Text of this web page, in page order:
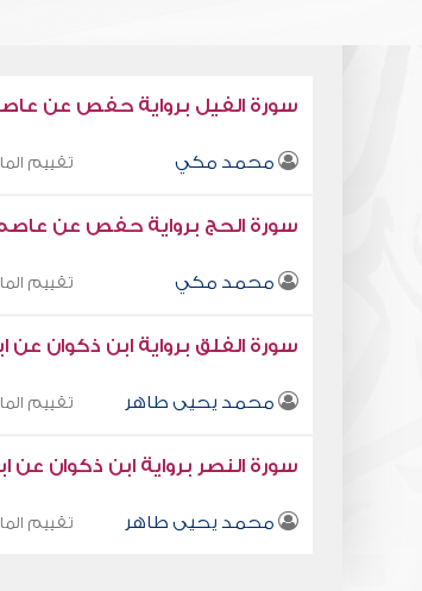
سورة الفيل برواية حفص عن
محمد مكي تقييم
سورة الحج برواية حفص عن
محمد مكي تقييم
سورة الفلق برواية ابن ذكوان عن
محمد يحيى طاهر تقييم
سورة النصر برواية ابن ذكوان عن
محمد يحيى طاهر تقييم